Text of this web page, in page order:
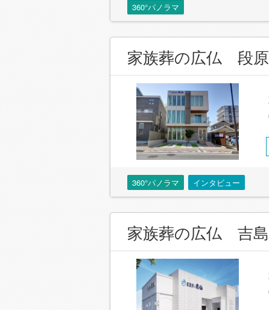
360°パノラマ
家族葬の広仏 段原
360°パノラマ インタビュー
家族葬の広仏 吉島